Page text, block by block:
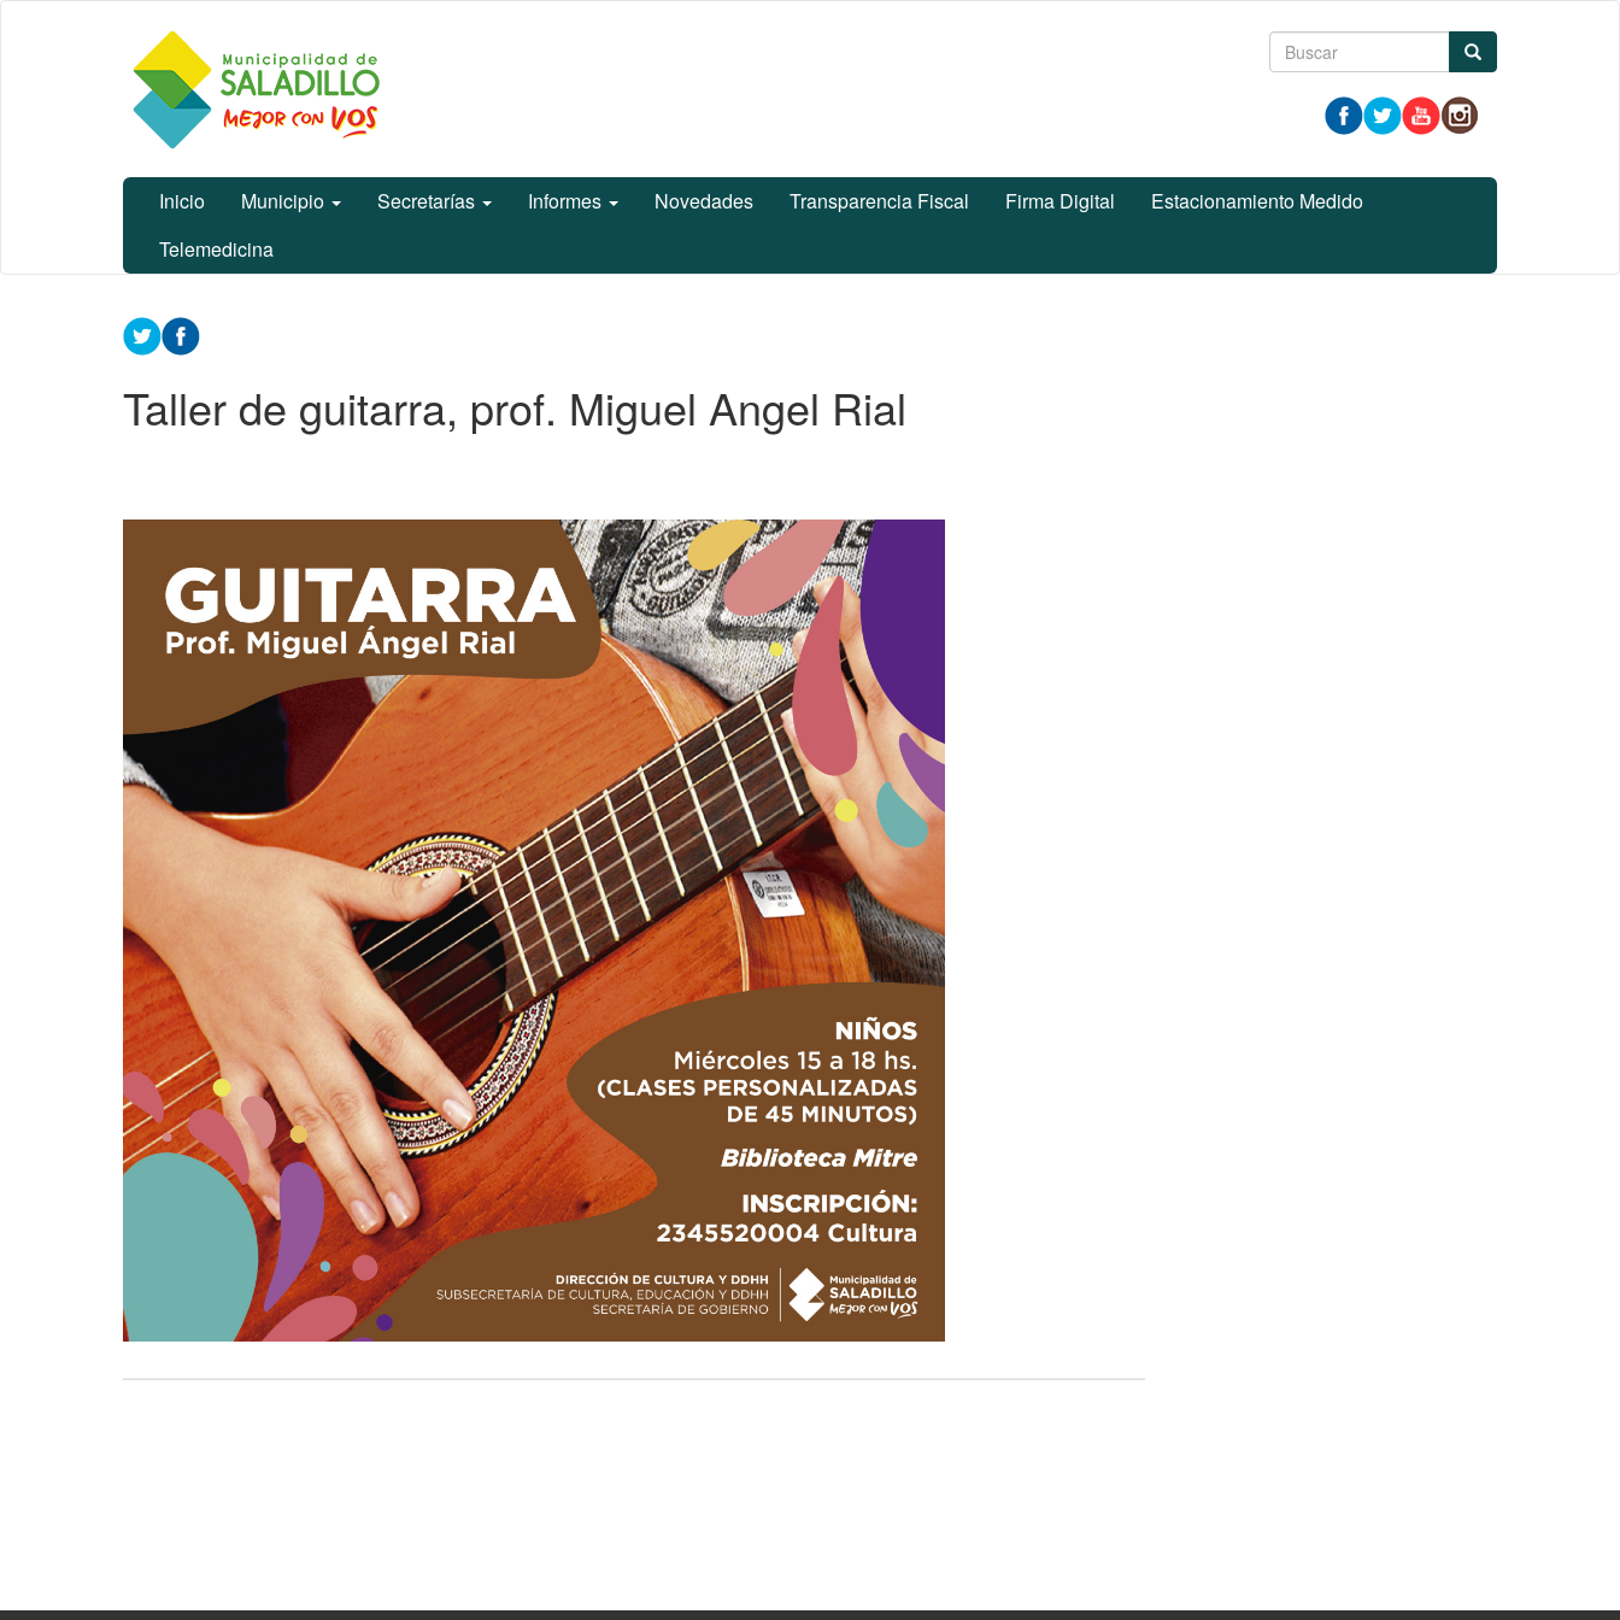
Municipalidad
de Saladillo
Formulario
búsqueda
Inicio Municipio Secretarías Informes Novedades Transparencia Fiscal Firma Digital
Estacionamiento Medido
Telemedicina
Contenido
principal
Taller de guitarra, prof. Miguel Angel Rial